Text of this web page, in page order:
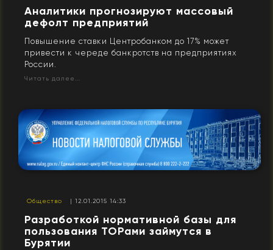
Аналитики прогнозируют массовый
дефолт предприятий
Повышение ставки Центробанком до 17% может
привести к череде банкротств на предприятиях
России.
Читать далее...
Общество | 12.01.2015 14:33
Разработкой нормативной базы для
пользования ТОРами займутся в
Бурятии